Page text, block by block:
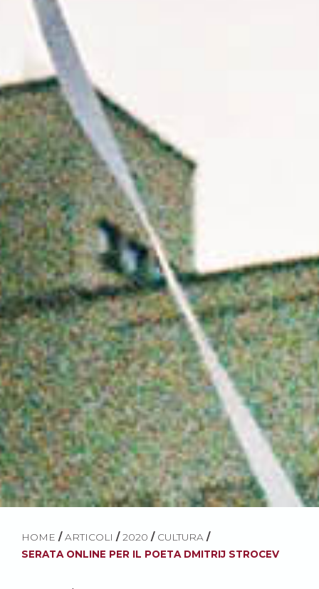
HOME / ARTICOLI / 2020 / CULTURA /
SERATA ONLINE PER IL POETA DMITRIJ STROCEV